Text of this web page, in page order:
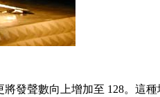
發聲數向上增加至 128。